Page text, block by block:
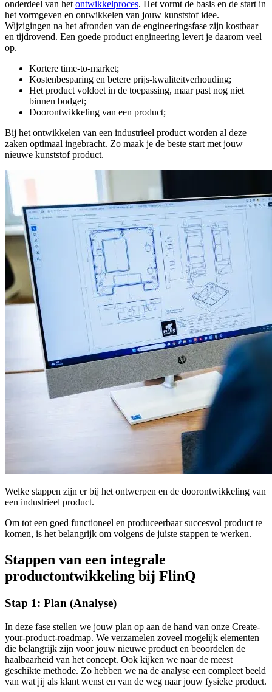
onderdeel van het ontwikkelproces. Het vormt de basis en de start in
het vormgeven en ontwikkelen van jouw kunststof idee.
Wijzigingen na het afronden van de engineeringsfase zijn kostbaar
en tijdrovend. Een goede product engineering levert je daarom veel
op.
Kortere time-to-market;
Kostenbesparing en betere prijs-kwaliteitverhouding;
Het product voldoet in de toepassing, maar past nog niet
binnen budget;
Doorontwikkeling van een product;
Bij het ontwikkelen van een industrieel product worden al deze
zaken optimaal ingebracht. Zo maak je de beste start met jouw
nieuwe kunststof product.
Welke stappen zijn er bij het ontwerpen en de doorontwikkeling van
een industrieel product.
Om tot een goed functioneel en produceerbaar succesvol product te
komen, is het belangrijk om volgens de juiste stappen te werken.
Stappen van een integrale
productontwikkeling bij FlinQ
Stap 1: Plan (Analyse)
In deze fase stellen we jouw plan op aan de hand van onze Create-
your-product-roadmap. We verzamelen zoveel mogelijk elementen
die belangrijk zijn voor jouw nieuwe product en beoordelen de
haalbaarheid van het concept. Ook kijken we naar de meest
geschikte methode. Zo hebben we na de analyse een compleet beeld
van wat jij als klant wenst en van de weg naar jouw fysieke product.